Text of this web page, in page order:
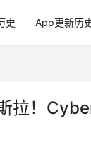
史 App更新历
拉！